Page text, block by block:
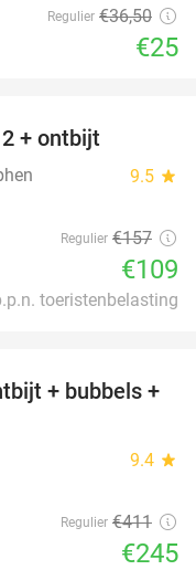
Regulier €36,50
€25
+ ontbijt
9.5 star
Regulier €157
€109
toeristenbelasting
40%
+ bubbels +
9.4 star
Regulier €411
€245